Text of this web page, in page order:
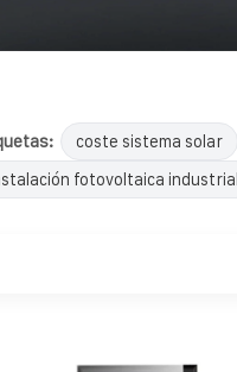
coste sistema solar
fotovoltaica industrial